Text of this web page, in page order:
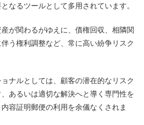
なるツールとして多用されています。
が関わるがゆえに、債権回収、相隣関
う権利調整など、常に高い紛争リスク
ナルとしては、顧客の潜在的なリスク
あるいは適切な解決へと導く専門性を
容証明郵便の利用を余儀なくされま